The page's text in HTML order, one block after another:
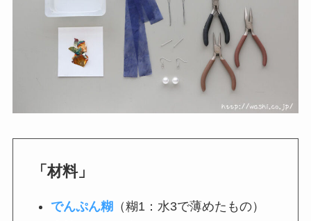
「材料」
でんぷん糊 （糊1：水3で薄めたもの）